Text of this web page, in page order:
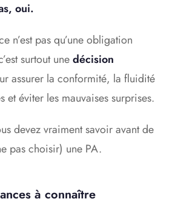
oui.
n’est pas qu’une obligation
surtout unedécision
assurer la conformité, la fluidité
et éviter les mauvaises surprises.
devez vraiment savoir avant de
pas choisir) une PA.
à connaître